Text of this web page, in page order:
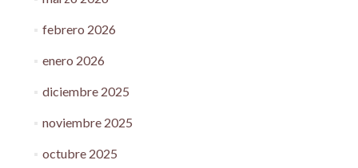
febrero 2026
enero 2026
diciembre 2025
noviembre 2025
octubre 2025